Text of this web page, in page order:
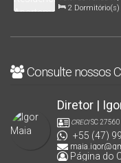
Brasil
2 Dormitório(s)
Consulte nossos
Diretor |
CRECISC 27560
+55 (47)
Página do